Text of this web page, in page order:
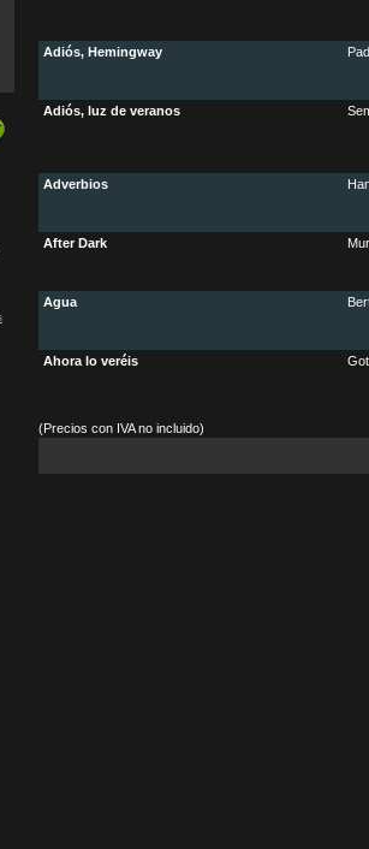
Adiós, Hemingway
Adiós, luz de veranos
Adverbios
After Dark
Agua
Ahora lo veréis
(Precios con IVA no incluido)